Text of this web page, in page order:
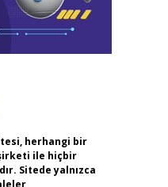
herhangi bir
ile hiçbir
Sitede yalnızca